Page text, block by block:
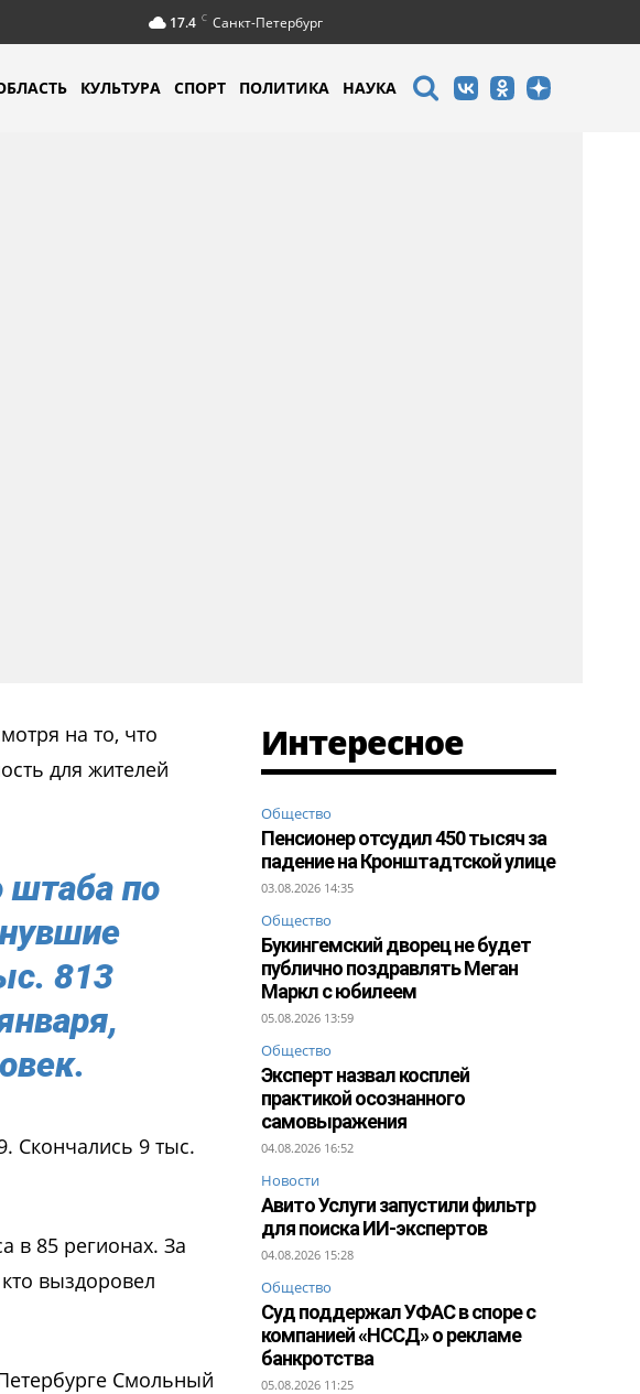
17.4 C Санкт-Петербург
КУЛЬТУРА СПОРТ ПОЛИТИКА НАУКА
на то, что
для жителей
штаба по
813
Скончались 9 тыс.
в 85 регионах. За
выздоровел
Смольный
Интересное
Общество
Пенсионер отсудил 450 тысяч за
падение на Кронштадтской улице
03.08.2026 14:35
Общество
Букингемский дворец не будет
публично поздравлять Меган
Маркл с юбилеем
05.08.2026 13:59
Общество
Эксперт назвал косплей
практикой осознанного
самовыражения
04.08.2026 16:52
Новости
Авито Услуги запустили фильтр
для поиска ИИ-экспертов
04.08.2026 15:28
Общество
Суд поддержал УФАС в споре с
компанией «НССД» о рекламе
банкротства
05.08.2026 11:25